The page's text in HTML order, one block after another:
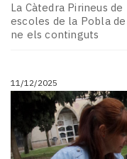
La Càtedra Pirineus
escoles de la Pobla
ne els continguts
11/12/2025